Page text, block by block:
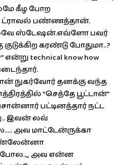
கீழ போற
ட்ராவல் பண்ணத்தான்.
ஸ்டேஷன்.எவ்ளோ பவர்
கரண்டு போதுமா..?
technical know how
நுகர்வோர் தனக்கு வந்த
“செத்தே பூட்டான்”
பட்டினத்தார் நட்ட
இவன் லவ்
அவ மாட்டேன்ருக்கா
போல..,, அவ என்ன